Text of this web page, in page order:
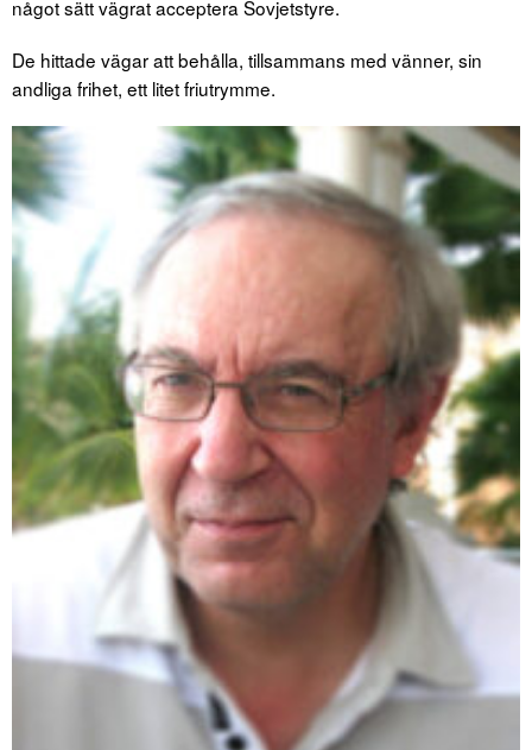
något sätt vägrat acceptera Sovjetstyre.
De hittade vägar att behålla, tillsammans med vänner, sin
andliga frihet, ett litet friutrymme.